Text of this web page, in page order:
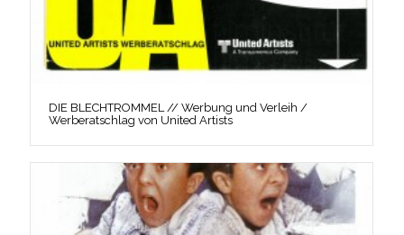
DIE BLECHTROMMEL // Werbung und Verleih /
Werberatschlag von United Artists